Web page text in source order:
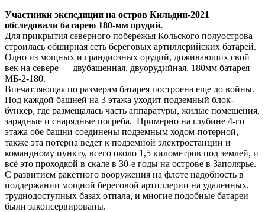
Участники экспедиции на остров Кильдин-2021
обследовали батарею 180-мм орудий.
Для прикрытия северного побережья Кольского полуострова
строилась обширная сеть береговых артиллерийских батарей.
Одно из мощных и грандиозных орудий, доживающих свой
век на севере — двубашенная, двуорудийная, 180мм батарея
МБ-2-180.
Впечатляющая по размерам батарея построена еще до войны.
Под каждой башней на 3 этажа уходит подземный блок-
бункер, где размещалась часть аппаратуры, жилые помещения,
зарядные и снарядные погреба. Примерно на глубине 4-го
этажа обе башни соединены подземным ходом-потерной,
также эта потерна ведет к подземной электростанции и
командному пункту, всего около 1,5 километров под землей, и
всё это проходкой в скале в 30-е годы на острове в Заполярье.
С развитием ракетного вооружения на флоте надобность в
поддержании мощной береговой артиллерии на удаленных,
труднодоступных базах отпала, и многие подобные батареи
были законсервированы.